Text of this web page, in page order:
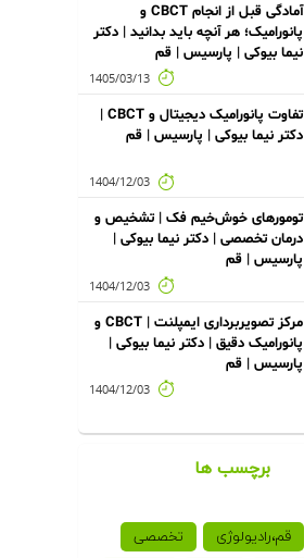
آمادگی قبل از انجام CBCT و
پانورامیک؛ هر آنچه باید بدانید | دکتر
نیما بیوکی | پارسیس | قم
1405/03/13
تفاوت پانورامیک دیجیتال و CBCT |
دکتر نیما بیوکی | پارسیس | قم
1404/12/03
تومورهای خوش‌خیم فک | تشخیص و
درمان تخصصی | دکتر نیما بیوکی |
پارسیس | قم
1404/12/03
مرکز تصویربرداری ایمپلنت | CBCT و
پانورامیک دقیق | دکتر نیما بیوکی |
پارسیس | قم
1404/12/03
برچسب ها
قم،رادیولوژی
تخصصی